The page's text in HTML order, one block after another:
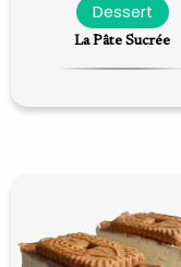
Dessert
La Pâte Sucrée